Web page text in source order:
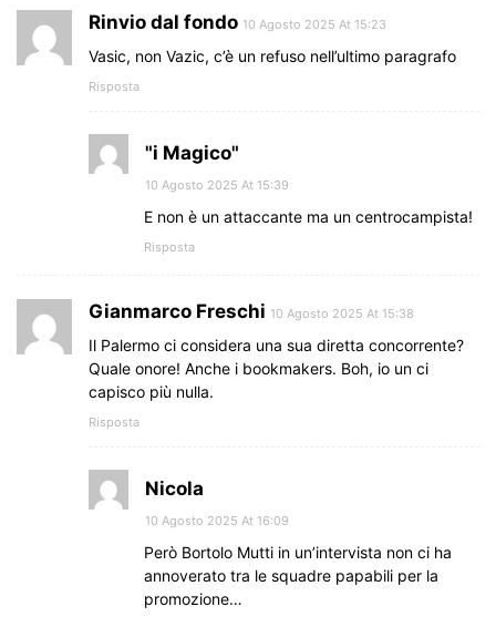
Rinvio dal fondo 10 Agosto 2025 At 15:23
Vasic, non Vazic, c’è un refuso nell’ultimo paragrafo
Risposta
"i Magico"
10 Agosto 2025 At 15:39
E non è un attaccante ma un centrocampista!
Risposta
Gianmarco Freschi 10 Agosto 2025 At 15:38
Il Palermo ci considera una sua diretta concorrente?
Quale onore! Anche i bookmakers. Boh, io un ci
capisco più nulla.
Risposta
Nicola
10 Agosto 2025 At 16:09
Però Bortolo Mutti in un’intervista non ci ha
annoverato tra le squadre papabili per la
promozione…